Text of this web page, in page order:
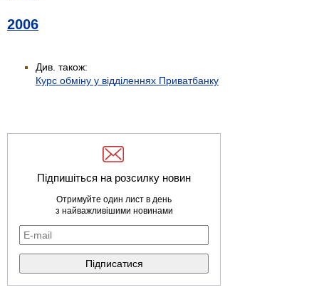
2006
Див. також:
Курс обміну у відділеннях Приватбанку
Підпишіться на розсилку новин
Отримуйте один лист в день
з найважливішими новинами